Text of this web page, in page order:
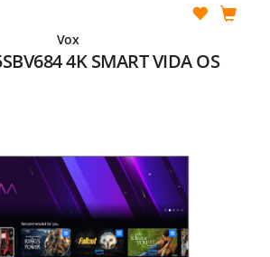
Vox
4K SMART VIDA OS